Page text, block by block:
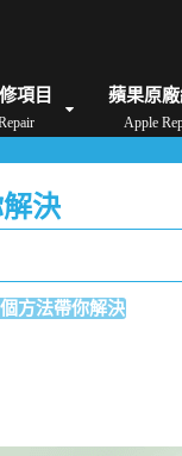
項目 蘋果原
Apple
iPad維修/價格 Switch
決
方法帶你解決